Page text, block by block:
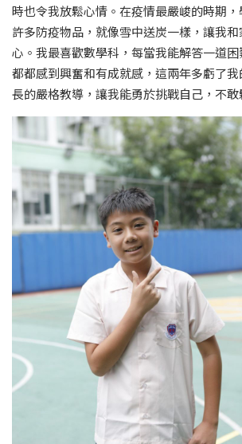
時也令我放鬆心情。在疫情最嚴峻的時期
許多防疫物品，就像雪中送炭一樣，讓我
心。我最喜歡數學科，每當我能解答一道
都都感到興奮和有成就感，這兩年多虧了
長的嚴格教導，讓我能勇於挑戰自己，不敢